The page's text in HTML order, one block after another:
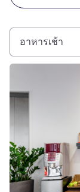
อาหารเช้า
ดูรายละเอียด